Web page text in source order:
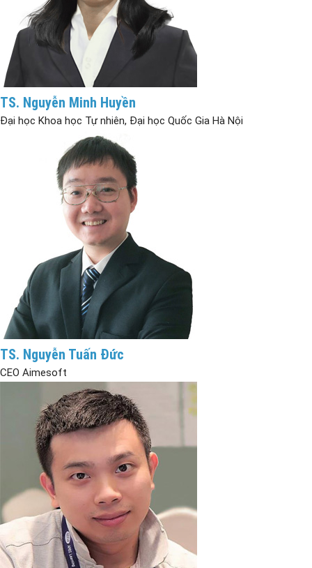
TS. Nguyễn Minh Huyền
Đại học Khoa học Tự nhiên, Đại học Quốc Gia Hà Nội
TS. Nguyễn Tuấn Đức
CEO Aimesoft